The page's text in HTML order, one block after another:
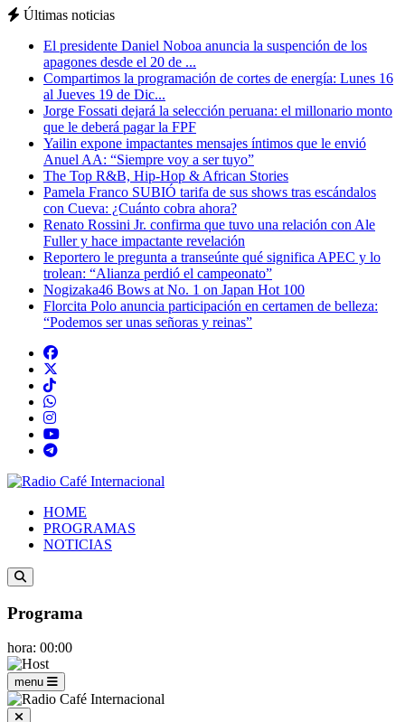
Últimas noticias
El presidente Daniel Noboa anuncia la suspención de los
apagones desde el 20 de ...
Compartimos la programación de cortes de energía: Lunes 16
al Jueves 19 de Dic...
Jorge Fossati dejará la selección peruana: el millonario monto
que le deberá pagar la FPF
Yailin expone impactantes mensajes íntimos que le envió
Anuel AA: “Siempre voy a ser tuyo”
The Top R&B, Hip-Hop & African Stories
Pamela Franco SUBIÓ tarifa de sus shows tras escándalos
con Cueva: ¿Cuánto cobra ahora?
Renato Rossini Jr. confirma que tuvo una relación con Ale
Fuller y hace impactante revelación
Reportero le pregunta a transeúnte qué significa APEC y lo
trolean: “Alianza perdió el campeonato”
Nogizaka46 Bows at No. 1 on Japan Hot 100
Florcita Polo anuncia participación en certamen de belleza:
“Podemos ser unas señoras y reinas”
HOME
PROGRAMAS
NOTICIAS
Programa
hora: 00:00
menu